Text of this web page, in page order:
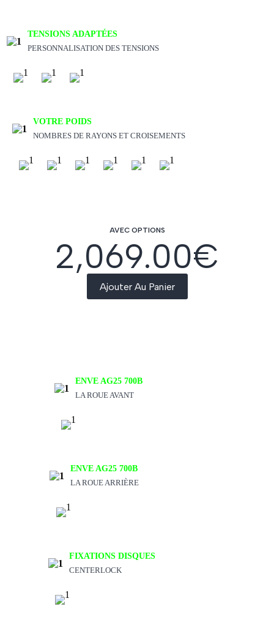
TENSIONS ADAPTÉES
PERSONNALISATION DES TENSIONS
VOTRE POIDS
NOMBRES DE RAYONS ET CROISEMENTS
AVEC OPTIONS
2,069.00€
Ajouter Au Panier
ENVE AG25 700B
LA ROUE AVANT
ENVE AG25 700B
LA ROUE ARRIÈRE
FIXATIONS DISQUES
CENTERLOCK